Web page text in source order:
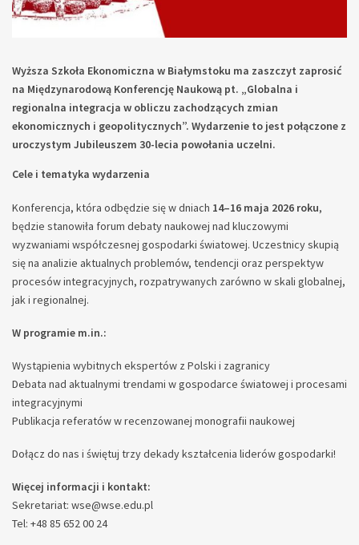
Wyższa Szkoła Ekonomiczna w Białymstoku ma zaszczyt zaprosić
na Międzynarodową Konferencję Naukową pt. „Globalna i
regionalna integracja w obliczu zachodzących zmian
ekonomicznych i geopolitycznych”. Wydarzenie to jest połączone z
uroczystym Jubileuszem 30-lecia powołania uczelni.
Cele i tematyka wydarzenia
Konferencja, która odbędzie się w dniach 14–16 maja 2026 roku,
będzie stanowiła forum debaty naukowej nad kluczowymi
wyzwaniami współczesnej gospodarki światowej. Uczestnicy skupią
się na analizie aktualnych problemów, tendencji oraz perspektyw
procesów integracyjnych, rozpatrywanych zarówno w skali globalnej,
jak i regionalnej.
W programie m.in.:
Wystąpienia wybitnych ekspertów z Polski i zagranicy
Debata nad aktualnymi trendami w gospodarce światowej i procesami
integracyjnymi
Publikacja referatów w recenzowanej monografii naukowej
Dołącz do nas i świętuj trzy dekady kształcenia liderów gospodarki!
Więcej informacji i kontakt:
Sekretariat: wse@wse.edu.pl
Tel: +48 85 652 00 24